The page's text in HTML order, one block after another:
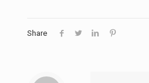
Share